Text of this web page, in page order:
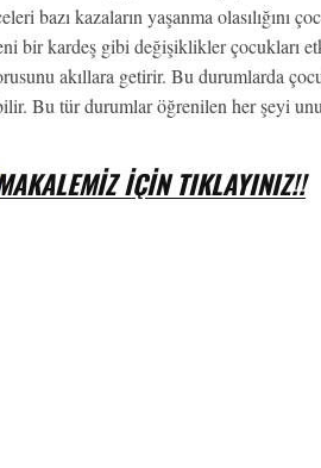
bazı kazaların yaşanma olasılığını
bir kardeş gibi değişiklikler çocukları
akıllara getirir. Bu durumlarda
Bu tür durumlar öğrenilen her şeyi
IÇIN TIKLAYINIZ!!